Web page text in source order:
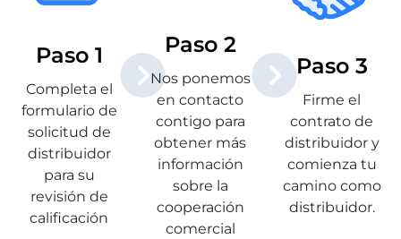
Paso 1
Completa el
formulario de
solicitud de
distribuidor
para su
revisión de
calificación
Paso 2
Nos ponemos
en contacto
contigo para
obtener más
información
sobre la
cooperación
comercial
Paso 3
Firme el
contrato de
distribuidor y
comienza tu
camino como
distribuidor.